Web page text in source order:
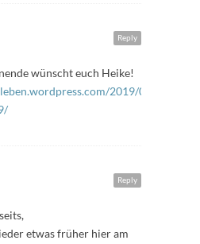
Reply
wünscht euch Heike!
2019/05/10/
Reply
etwas früher hier am